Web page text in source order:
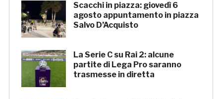
Scacchi in piazza: giovedì 6
agosto appuntamento in piazza
Salvo D’Acquisto
La Serie C su Rai 2: alcune
partite di Lega Pro saranno
trasmesse in diretta